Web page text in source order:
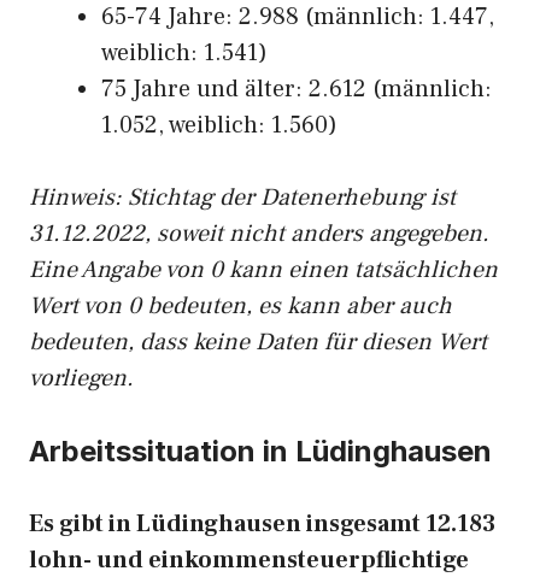
65-74 Jahre: 2.988 (männlich: 1.447,
weiblich: 1.541)
75 Jahre und älter: 2.612 (männlich:
1.052, weiblich: 1.560)
Hinweis: Stichtag der Datenerhebung ist
31.12.2022, soweit nicht anders angegeben.
Eine Angabe von 0 kann einen tatsächlichen
Wert von 0 bedeuten, es kann aber auch
bedeuten, dass keine Daten für diesen Wert
vorliegen.
Arbeitssituation in Lüdinghausen
Es gibt in Lüdinghausen insgesamt 12.183
lohn- und einkommensteuerpflichtige